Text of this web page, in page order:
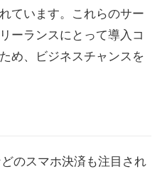
ています。これらのサー
ーランスにとって導入コ
め、ビジネスチャンスを
のスマホ決済も注目され